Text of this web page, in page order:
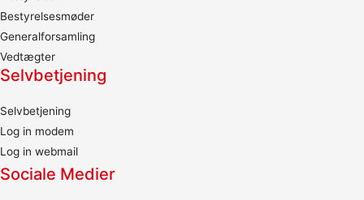
Bestyrelsesmøder
Generalforsamling
Vedtægter
Selvbetjening
Selvbetjening
Log in modem
Log in webmail
Sociale Medier